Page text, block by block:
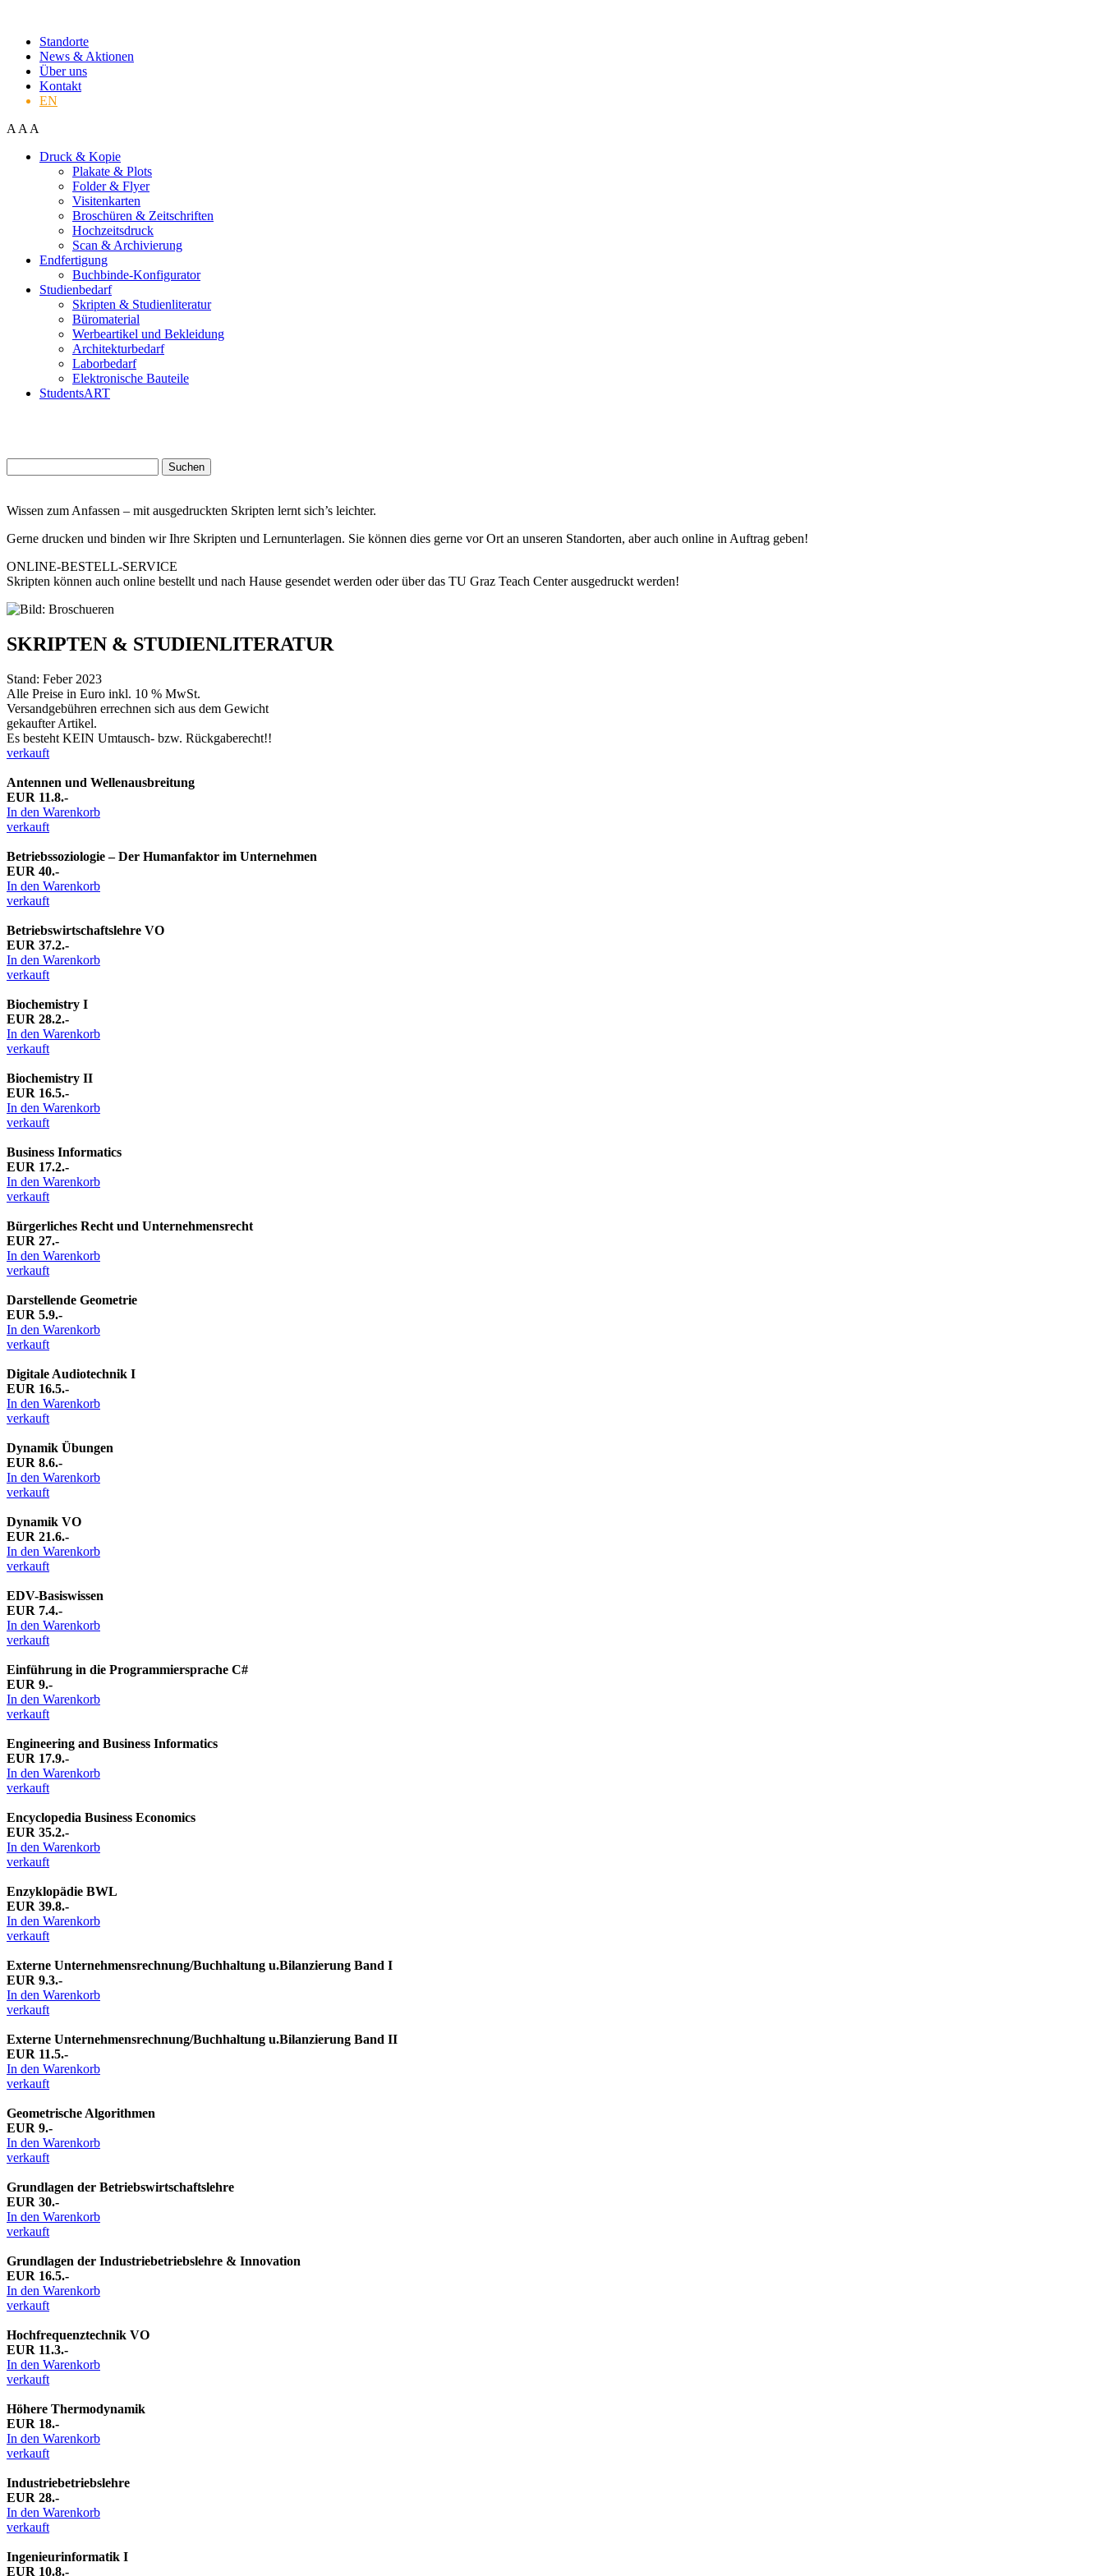
Standorte
News & Aktionen
Über uns
Kontakt
EN
A A A
Druck & Kopie
Plakate & Plots
Folder & Flyer
Visitenkarten
Broschüren & Zeitschriften
Hochzeitsdruck
Scan & Archivierung
Endfertigung
Buchbinde-Konfigurator
Studienbedarf
Skripten & Studienliteratur
Büromaterial
Werbeartikel und Bekleidung
Architekturbedarf
Laborbedarf
Elektronische Bauteile
StudentsART
nach:
Wissen zum Anfassen – mit ausgedruckten Skripten lernt sich’s leichter.
Gerne drucken und binden wir Ihre Skripten und Lernunterlagen. Sie können dies gerne vor Ort an unseren Standorten, aber auch online in Auftrag geben!
ONLINE-BESTELL-SERVICE
Skripten können auch online bestellt und nach Hause gesendet werden oder über das TU Graz Teach Center ausgedruckt werden!
SKRIPTEN & STUDIENLITERATUR
Stand: Feber 2023
Alle Preise in Euro inkl. 10 % MwSt.
Versandgebühren errechnen sich aus dem Gewicht
gekaufter Artikel.
Es besteht KEIN Umtausch- bzw. Rückgaberecht!!
verkauft
Antennen und Wellenausbreitung
EUR 11.8.-
In den Warenkorb
verkauft
Betriebssoziologie – Der Humanfaktor im Unternehmen
EUR 40.-
In den Warenkorb
verkauft
Betriebswirtschaftslehre VO
EUR 37.2.-
In den Warenkorb
verkauft
Biochemistry I
EUR 28.2.-
In den Warenkorb
verkauft
Biochemistry II
EUR 16.5.-
In den Warenkorb
verkauft
Business Informatics
EUR 17.2.-
In den Warenkorb
verkauft
Bürgerliches Recht und Unternehmensrecht
EUR 27.-
In den Warenkorb
verkauft
Darstellende Geometrie
EUR 5.9.-
In den Warenkorb
verkauft
Digitale Audiotechnik I
EUR 16.5.-
In den Warenkorb
verkauft
Dynamik Übungen
EUR 8.6.-
In den Warenkorb
verkauft
Dynamik VO
EUR 21.6.-
In den Warenkorb
verkauft
EDV-Basiswissen
EUR 7.4.-
In den Warenkorb
verkauft
Einführung in die Programmiersprache C#
EUR 9.-
In den Warenkorb
verkauft
Engineering and Business Informatics
EUR 17.9.-
In den Warenkorb
verkauft
Encyclopedia Business Economics
EUR 35.2.-
In den Warenkorb
verkauft
Enzyklopädie BWL
EUR 39.8.-
In den Warenkorb
verkauft
Externe Unternehmensrechnung/Buchhaltung u.Bilanzierung Band I
EUR 9.3.-
In den Warenkorb
verkauft
Externe Unternehmensrechnung/Buchhaltung u.Bilanzierung Band II
EUR 11.5.-
In den Warenkorb
verkauft
Geometrische Algorithmen
EUR 9.-
In den Warenkorb
verkauft
Grundlagen der Betriebswirtschaftslehre
EUR 30.-
In den Warenkorb
verkauft
Grundlagen der Industriebetriebslehre & Innovation
EUR 16.5.-
In den Warenkorb
verkauft
Hochfrequenztechnik VO
EUR 11.3.-
In den Warenkorb
verkauft
Höhere Thermodynamik
EUR 18.-
In den Warenkorb
verkauft
Industriebetriebslehre
EUR 28.-
In den Warenkorb
verkauft
Ingenieurinformatik I
EUR 10.8.-